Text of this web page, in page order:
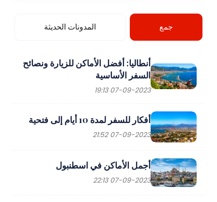
جمع المدونات الحديثة
أنطاليا: أفضل الأماكن للزيارة ونصائح
السفر الأساسية
07-09-2023 19:13
أفكار للسفر لمدة 10 أيام إلى فتحية
07-09-2023 21:52
أجمل الأماكن في اسطنبول
07-09-2023 22:13